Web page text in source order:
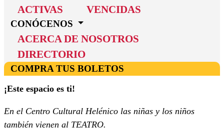
ACTIVAS VENCIDAS
CONÓCENOS
ACERCA DE NOSOTROS
DIRECTORIO
COMPRA TUS BOLETOS
¡Este espacio es ti!
En el Centro Cultural Helénico las niñas y los niños
también vienen al TEATRO.